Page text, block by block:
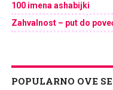
100 imena ashabijki
Zahvalnost – put do
POPULARNO OVE